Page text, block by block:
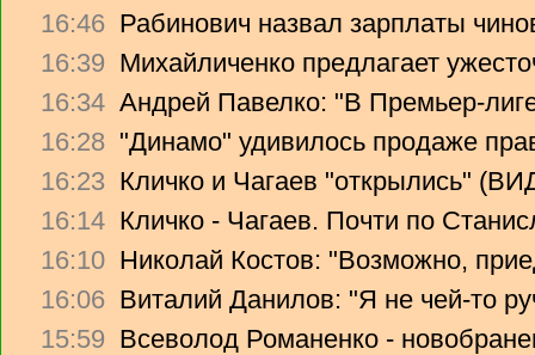
16:46 Рабинович назвал зарплаты
16:39 Михайличенко предлагает
16:34 Андрей Павелко: "В Премьер-
16:28 "Динамо" удивилось продаже
16:23 Кличко и Чагаев "открылись"
16:14 Кличко - Чагаев. Почти по
16:10 Николай Костов: "Возможно,
16:06 Виталий Данилов: "Я не чей-то
15:59 Всеволод Романенко -